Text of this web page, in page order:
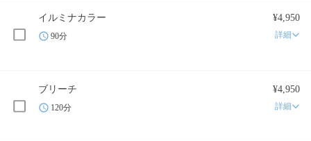
イルミナカラー ¥4,950
90分 詳細
ブリーチ ¥4,950
120分 詳細